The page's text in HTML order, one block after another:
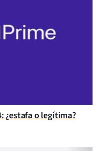
¿estafa o legítima?